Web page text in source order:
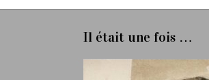
Il était une fois …